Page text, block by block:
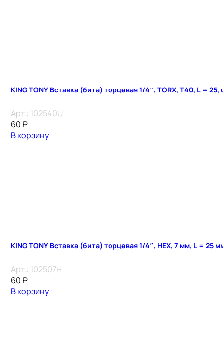
KING TONY Вставка (бита) торцевая 1/4″, TORX, T40, L =
Арт.: 102540U
60 ₽
В корзину
KING TONY Вставка (бита) торцевая 1/4″, HEX, 7 мм, L = 25
Арт.: 102507H
60 ₽
В корзину